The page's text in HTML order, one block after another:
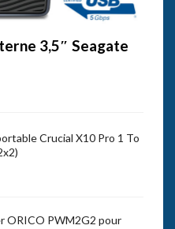
3,5″ Seagate
Crucial X10 Pro 1 To
ORICO PWM2G2 pour